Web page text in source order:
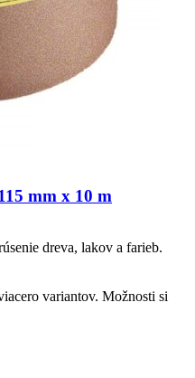
mm x 10 m
dreva, lakov a farieb.
variantov. Možnosti si